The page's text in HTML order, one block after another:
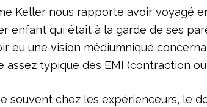
Keller nous rapporte avoir voyagé
enfant qui était à la garde de ses
eu une vision médiumnique
assez typique des EMI (contraction
souvent chez les expérienceurs, le